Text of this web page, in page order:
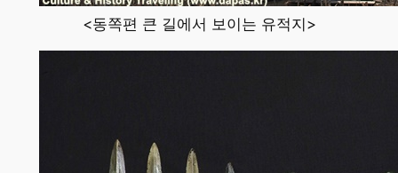
<동쪽편 큰 길에서 보이는 유적지>